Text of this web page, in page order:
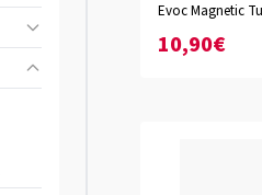
Evoc Magnetic
10,90€